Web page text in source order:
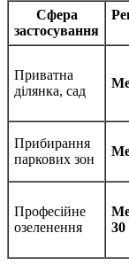
Сфера
застосування
Приватна
ділянка, сад
Прибирання
паркових зон
Професійне
озеленення
30